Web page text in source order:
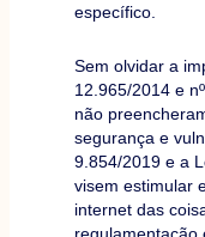
específico.
Sem olvidar a
12.965/2014 e
não
segurança e
9.854/2019 e a
visem estimular
internet das
regulamentação